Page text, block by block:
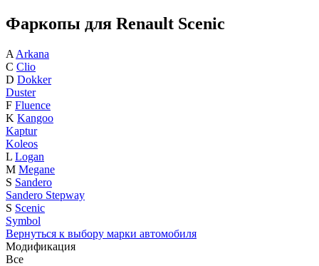
Фаркопы для Renault Scenic
A Arkana
C Clio
D Dokker
Duster
F Fluence
K Kangoo
Kaptur
Koleos
L Logan
M Megane
S Sandero
Sandero Stepway
S Scenic
Symbol
Вернуться к выбору марки автомобиля
Модификация
Все